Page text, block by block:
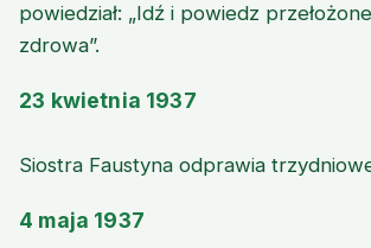
powiedział: „Idź i powiedz
zdrowa”.
23 kwietnia 1937
Siostra Faustyna odprawia
4 maja 1937